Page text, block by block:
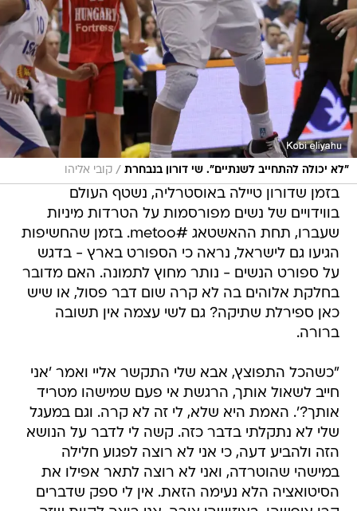
"לא יכולה להתחייב לשנתיים". שי דורון בנבחרת / קובי אליהו
בזמן שדורון טיילה באוסטרליה, נשטף העולם
בווידויים של נשים מפורסמות על הטרדות מיניות
שעברו, תחת ההאשטאג #metoo. בזמן שהחשיפות
הגיעו גם לישראל, נראה כי הספורט בארץ - בדגש
על ספורט הנשים - נותר מחוץ לתמונה. האם מדובר
בחלקת אלוהים בה לא קרה שום דבר פסול, או שיש
כאן ספירלת שתיקה? גם לשי עצמה אין תשובה
ברורה.
"כשהכל התפוצץ, אבא שלי התקשר אליי ואמר 'אני
חייב לשאול אותך, הרגשת אי פעם שמישהו מטריד
אותך?'. האמת היא שלא, לי זה לא קרה. וגם במעגל
שלי לא נתקלתי בדבר כזה. קשה לי לדבר על הנושא
הזה ולהביע דעה, כי אני לא רוצה לפגוע חלילה
במישהי שהוטרדה, ואני לא רוצה לתאר אפילו את
הסיטואציה הלא נעימה הזאת. אין לי ספק שדברים